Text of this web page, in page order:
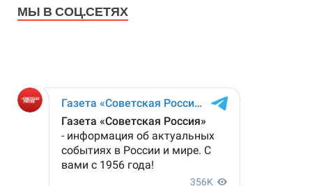
МЫ В СОЦ.СЕТЯХ